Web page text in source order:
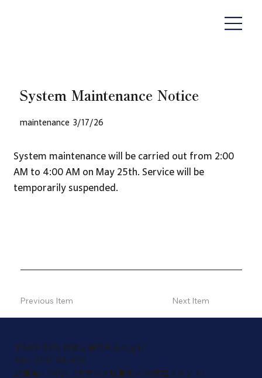
Previous Item Next Item
System Maintenance Notice
maintenance 3/17/26
System maintenance will be carried out from 2:00
AM to 4:00 AM on May 25th. Service will be
temporarily suspended.
〒649-0312 和歌山県有田市星尾37
​Tel：0737-88-5151
​駐車場：150台（大型バス駐車可／EV充電スタンド）